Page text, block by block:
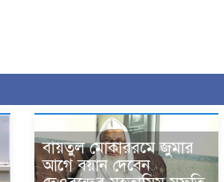
বায়তুল মোকাররমে জুমার
আগে বয়ান দেবেন